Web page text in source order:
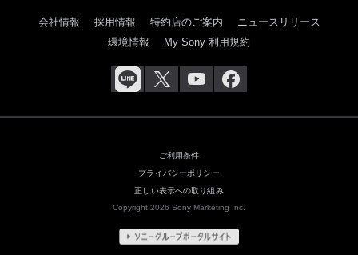
会社情報 採用情報 特約店のご案内
ニュースリリース
環境情報
My Sony 利用規約
ご利用条件
プライバシーポリシー
正しい表示への取り組み
Copyright 2026 Sony Marketing Inc.